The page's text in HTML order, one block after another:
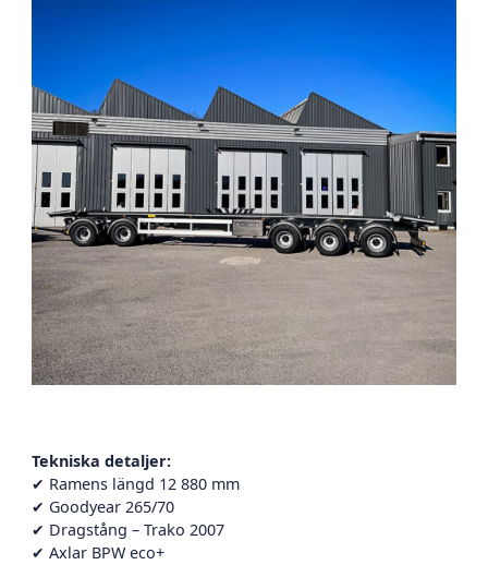
Tekniska detaljer:
✔ Ramens längd 12 880 mm
✔ Goodyear 265/70
✔ Dragstång – Trako 2007
✔ Axlar BPW eco+